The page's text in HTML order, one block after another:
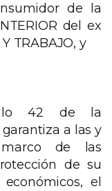
de la
del ex
TRABAJO, y
42 de la
garantiza a las y
de las
de su
el